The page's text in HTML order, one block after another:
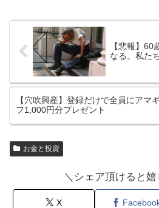
【悲報】60
なる。私た
【穴吹興産】登録だけで全員にアマ
フ1,000円分プレゼント
お金と投資
＼シェア頂けると
X